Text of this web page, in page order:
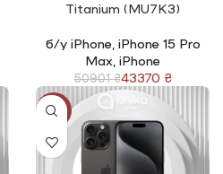
Titanium (MU7K3)
б/у iPhone, iPhone 15 Pro
Max iPhone
50901₴43370 ₴
-15%